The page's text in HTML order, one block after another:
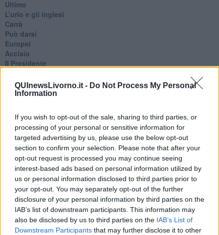
QUInewsLivorno.it - Do Not Process My Personal
Information
If you wish to opt-out of the sale, sharing to third parties, or
processing of your personal or sensitive information for
targeted advertising by us, please use the below opt-out
section to confirm your selection. Please note that after your
opt-out request is processed you may continue seeing
interest-based ads based on personal information utilized by
us or personal information disclosed to third parties prior to
your opt-out. You may separately opt-out of the further
disclosure of your personal information by third parties on the
IAB’s list of downstream participants. This information may
also be disclosed by us to third parties on the IAB’s List of
Downstream Participants that may further disclose it to other
Ultimo
​L’urlo e gli inglesi
Carrà
Può darsi
Europei
Acciaio
Il Presidente
Insopportabile
​Mentre
​Cronaca di un vaccino annunciato
​Liberazione
Esternazioni
Vaxzevria
Nazionali
​Ricorrenze e celebrazioni
Marte
​Crapa pelada
​I soliti noti
Arie
​Vaccine Easing
No profit